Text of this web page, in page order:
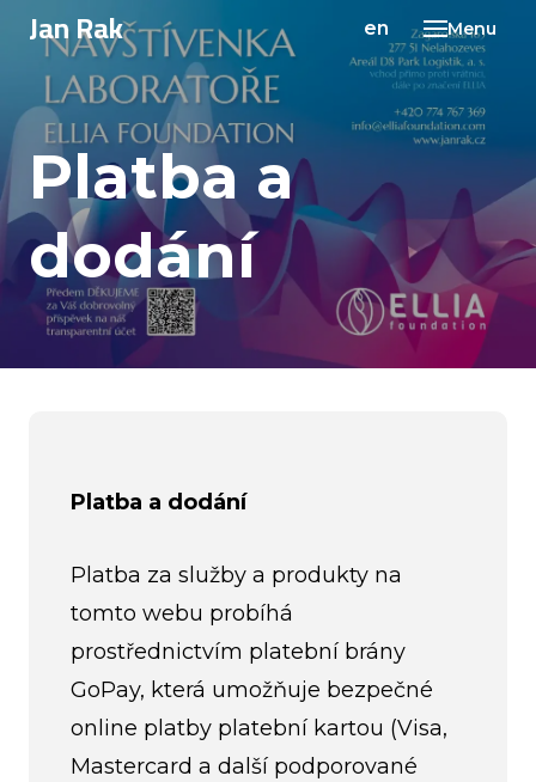
Menu
Jan Rak cs
en
Platba a
dodání
Platba a dodání
Platba za služby a produkty na
tomto webu probíhá
prostřednictvím platební brány
GoPay, která umožňuje bezpečné
online platby platební kartou (Visa,
Mastercard a další podporované